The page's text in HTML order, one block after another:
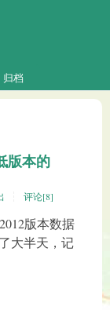
归档
版本的
评论[8]
版本数据
大半天，记